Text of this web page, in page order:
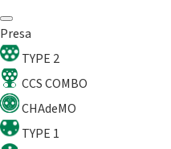
Presa
TYPE 2
CCS COMBO
CHAdeMO
TYPE 1